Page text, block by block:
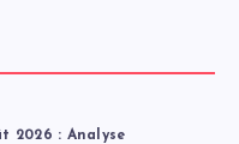
2026 : Analyse